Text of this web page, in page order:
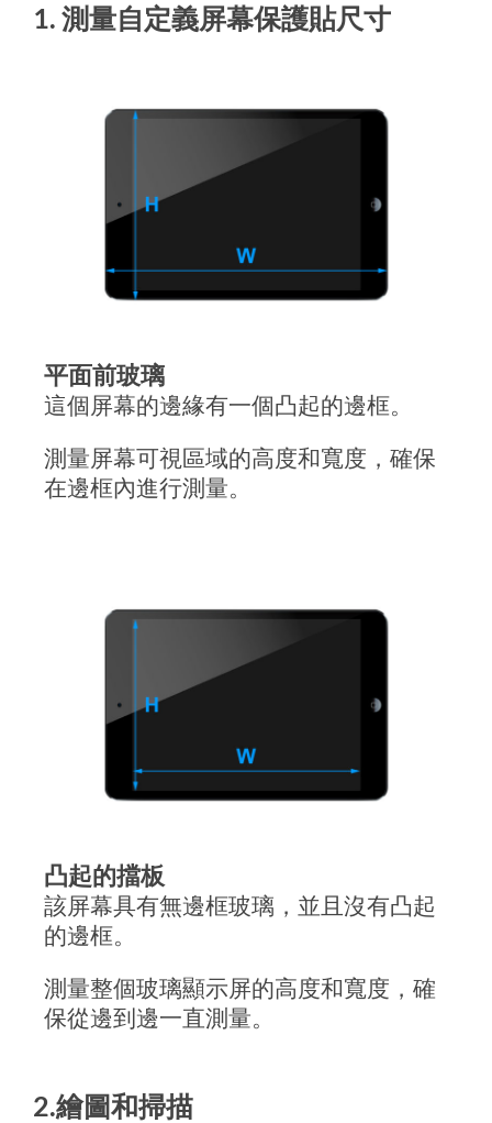
1. 測量自定義屏幕保護貼尺寸
平面前玻璃
這個屏幕的邊緣有一個凸起的邊框。
測量屏幕可視區域的高度和寬度，確保
在邊框內進行測量。
凸起的擋板
該屏幕具有無邊框玻璃，並且沒有凸起
的邊框。
測量整個玻璃顯示屏的高度和寬度，確
保從邊到邊一直測量。
2.繪圖和掃描